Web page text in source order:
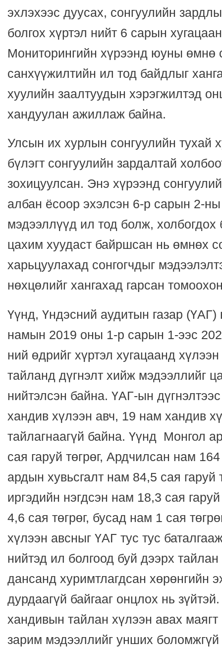
эхлэхээс дуусах, сонгуулийн
болгох хүртэл нийт 6 сарын
Мониторингийн хүрээнд юуны өмнө
санхүүжилтийн ил тод байдлыг
хуулийн заалтуудын хэрэгжилтэд
хандуулан ажиллаж байна.
Улсын их хурлын сонгуулийн тухай
бүлэгт сонгуулийн зардалтай
зохицуулсан. Энэ хүрээнд
албан ёсоор эхэлсэн 6-р сарын 2-
мэдээллүүд ил тод болж, холбогдох
цахим хуудаст байршсан нь өмнөх
харьцуулахад сонгогчдыг
нөхцөлийг хангахад гарсан
Үүнд, Үндэсний аудитын газар (ҮАГ)
намын 2019 оны 1-р сарын 1-ээс
ний өдрийг хүртэл хугацаанд
тайланд дүгнэлт хийж мэдээллийг
нийтэлсэн байна. ҮАГ-ын
хандив хүлээн авч, 19 нам хандив
тайлагнаагүй байна. Үүнд Монгол
сая гаруй төгрөг, Ардчилсан нам
ардын хувьсгалт нам 84,5 сая гаруй
иргэдийн нэгдсэн нам 18,3 сая
4,6 сая төгрөг, бусад нам 1 сая
хүлээн авсныг ҮАГ тус тус
нийтэд ил болгоод буй дээрх
дансанд хуримтлагдсан хөрөнгийн
дурдаагүй байгааг онцлох нь
хандивын тайлан хүлээн авах маягт
зарим мэдээллийг унших